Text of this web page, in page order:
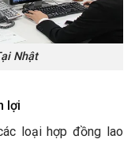
Nhật
lợi
loại hợp đồng lao